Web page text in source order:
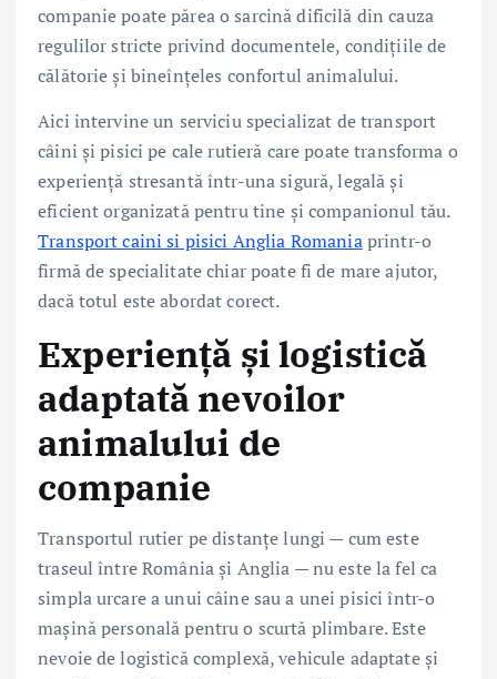
companie poate părea o sarcină dificilă din cauza
regulilor stricte privind documentele, condițiile de
călătorie și bineînțeles confortul animalului.
Aici intervine un serviciu specializat de transport
câini și pisici pe cale rutieră care poate transforma o
experiență stresantă într-una sigură, legală și
eficient organizată pentru tine și companionul tău.
Transport caini si pisici Anglia Romaniaprintr-o
firmă de specialitate chiar poate fi de mare ajutor,
dacă totul este abordat corect.
Experiență și logistică
adaptată nevoilor
animalului de
companie
Transportul rutier pe distanțe lungi — cum este
traseul între România și Anglia — nu este la fel ca
simpla urcare a unui câine sau a unei pisici într-o
mașină personală pentru o scurtă plimbare. Este
nevoie de logistică complexă, vehicule adaptate și